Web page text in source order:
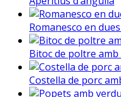
Romanesco en
Bitoc de poltre amb
Costella de porc